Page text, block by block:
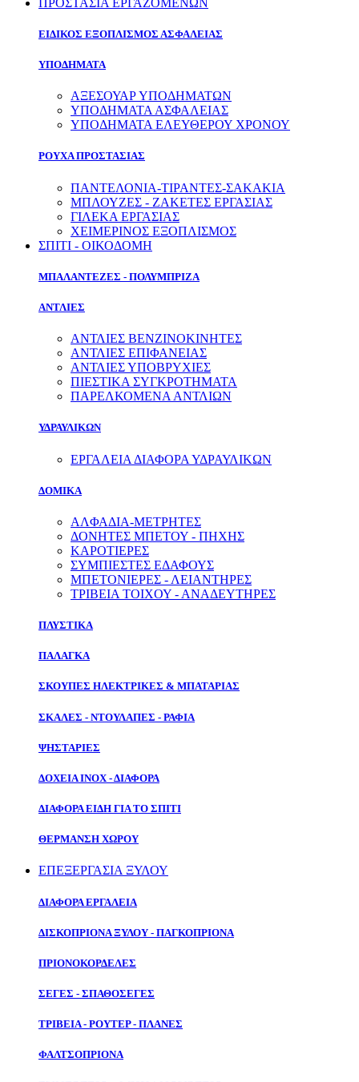
ΕΙΔΙΚΟΣ ΕΞΟΠΛΙΣΜΟΣ ΑΣΦΑΛΕΙΑΣ
ΥΠΟΔΗΜΑΤΑ
ΑΞΕΣΟΥΑΡ ΥΠΟΔΗΜΑΤΩΝ
ΥΠΟΔΗΜΑΤΑ ΑΣΦΑΛΕΙΑΣ
ΥΠΟΔΗΜΑΤΑ ΕΛΕΥΘΕΡΟΥ ΧΡΟΝΟΥ
ΡΟΥΧΑ ΠΡΟΣΤΑΣΙΑΣ
ΠΑΝΤΕΛΟΝΙΑ-ΤΙΡΑΝΤΕΣ-ΣΑΚΑΚΙΑ
ΜΠΛΟΥΖΕΣ - ΖΑΚΕΤΕΣ ΕΡΓΑΣΙΑΣ
ΓΙΛΕΚΑ ΕΡΓΑΣΙΑΣ
ΧΕΙΜΕΡΙΝΟΣ ΕΞΟΠΛΙΣΜΟΣ
ΣΠΙΤΙ - ΟΙΚΟΔΟΜΗ
ΜΠΑΛΑΝΤΕΖΕΣ - ΠΟΛΥΜΠΡΙΖΑ
ΑΝΤΛΙΕΣ
ΑΝΤΛΙΕΣ ΒΕΝΖΙΝΟΚΙΝΗΤΕΣ
ΑΝΤΛΙΕΣ ΕΠΙΦΑΝΕΙΑΣ
ΑΝΤΛΙΕΣ ΥΠΟΒΡΥΧΙΕΣ
ΠΙΕΣΤΙΚΑ ΣΥΓΚΡΟΤΗΜΑΤΑ
ΠΑΡΕΛΚΟΜΕΝΑ ΑΝΤΛΙΩΝ
ΥΔΡΑΥΛΙΚΩΝ
ΕΡΓΑΛΕΙΑ ΔΙΑΦΟΡΑ ΥΔΡΑΥΛΙΚΩΝ
ΔΟΜΙΚΑ
ΑΛΦΑΔΙΑ-ΜΕΤΡΗΤΕΣ
ΔΟΝΗΤΕΣ ΜΠΕΤΟΥ - ΠΗΧΗΣ
ΚΑΡΟΤΙΕΡΕΣ
ΣΥΜΠΙΕΣΤΕΣ ΕΔΑΦΟΥΣ
ΜΠΕΤΟΝΙΕΡΕΣ - ΛΕΙΑΝΤΗΡΕΣ
ΤΡΙΒΕΙΑ ΤΟΙΧΟΥ - ΑΝΑΔΕΥΤΗΡΕΣ
ΠΛΥΣΤΙΚΑ
ΠΑΛΑΓΚΑ
ΣΚΟΥΠΕΣ ΗΛΕΚΤΡΙΚΕΣ & ΜΠΑΤΑΡΙΑΣ
ΣΚΑΛΕΣ - ΝΤΟΥΛΑΠΕΣ - ΡΑΦΙΑ
ΨΗΣΤΑΡΙΕΣ
ΔΟΧΕΙΑ ΙΝΟΧ - ΔΙΑΦΟΡΑ
ΔΙΑΦΟΡΑ ΕΙΔΗ ΓΙΑ ΤΟ ΣΠΙΤΙ
ΘΕΡΜΑΝΣΗ ΧΩΡΟΥ
ΕΠΕΞΕΡΓΑΣΙΑ ΞΥΛΟΥ
ΔΙΑΦΟΡΑ ΕΡΓΑΛΕΙΑ
ΔΙΣΚΟΠΡΙΟΝΑ ΞΥΛΟΥ - ΠΑΓΚΟΠΡΙΟΝΑ
ΠΡΙΟΝΟΚΟΡΔΕΛΕΣ
ΣΕΓΕΣ - ΣΠΑΘΟΣΕΓΕΣ
ΤΡΙΒΕΙΑ - ΡΟΥΤΕΡ - ΠΛΑΝΕΣ
ΦΑΛΤΣΟΠΡΙΟΝΑ